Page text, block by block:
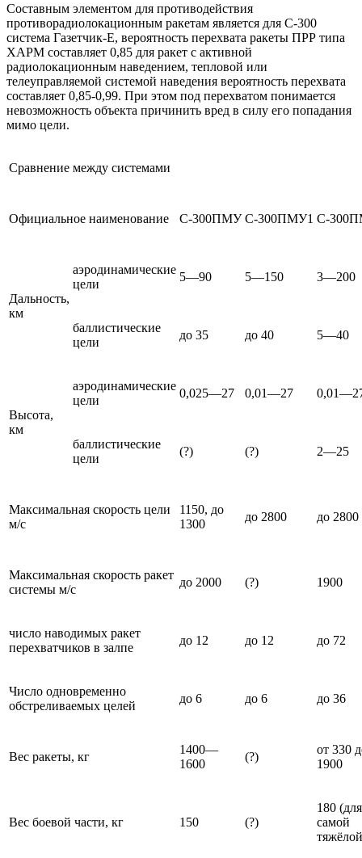
Составным элементом для противодействия
противорадиолокационным ракетам является для С-300
система Газетчик-Е, вероятность перехвата ракеты ПРР типа
ХАРМ составляет 0,85 для ракет с активной
радиолокационным наведением, тепловой или
телеуправляемой системой наведения вероятность перехвата
составляет 0,85-0,99. При этом под перехватом понимается
невозможность объекта причинить вред в силу его попадания
мимо цели.
Сравнение между системами
Официальное наименование С-300ПМУ С-300ПМУ1 С-
Дальность,
км
аэродинамические
цели
5—90 5—150 3—200
баллистические
цели
до 35 до 40 5—40
Высота,
км
аэродинамические
цели
0,025—27 0,01—27
баллистические
цели
(?) (?) 2—25
Максимальная скорость цели
м/с
1150, до
1300
до 2800 до 2800
Максимальная скорость ракет
системы м/с
до 2000 (?) 1900
число наводимых ракет
перехватчиков в залпе
до 12 до 12 до 72
Число одновременно
обстреливаемых целей
до 6 до 6 до 36
Вес ракеты, кг
1400—
1600
(?)
от 330
1900
Вес боевой части, кг 150 (?)
180 (для
самой